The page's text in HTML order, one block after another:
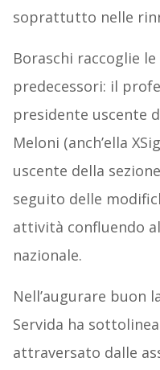
soprattutto nelle
Boraschi raccoglie
predecessori: il
presidente uscente
Meloni (anch’ella
uscente della
seguito delle
attività confluendo
nazionale.
Nell’augurare buon
Servida ha
attraversato dalle